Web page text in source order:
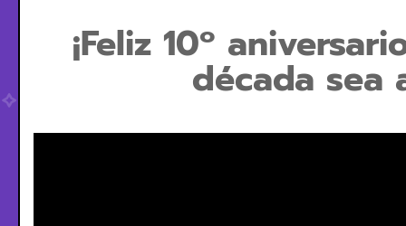
¡Feliz 10º
década sea